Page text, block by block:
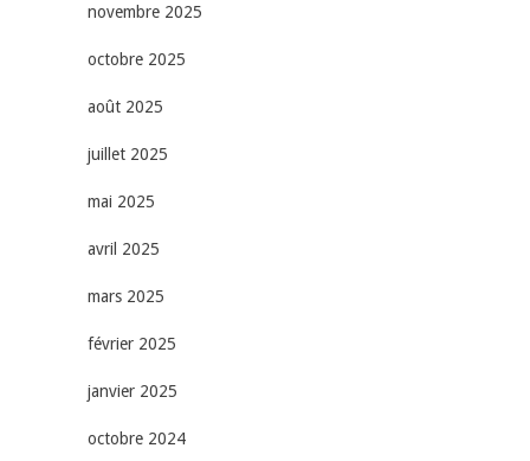
novembre 2025
octobre 2025
août 2025
juillet 2025
mai 2025
avril 2025
mars 2025
février 2025
janvier 2025
octobre 2024